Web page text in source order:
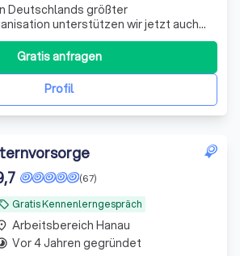
Deutschlands größter
unterstützen wir jetzt auch
Bekannt aus ZDF, ARD, RTL und vielen
Profil
Gratis anfragen
local_offer Gratis Kennenlerngespräch
(67)
Arbeitsbereich Hanau
Vor 4 Jahren gegründet